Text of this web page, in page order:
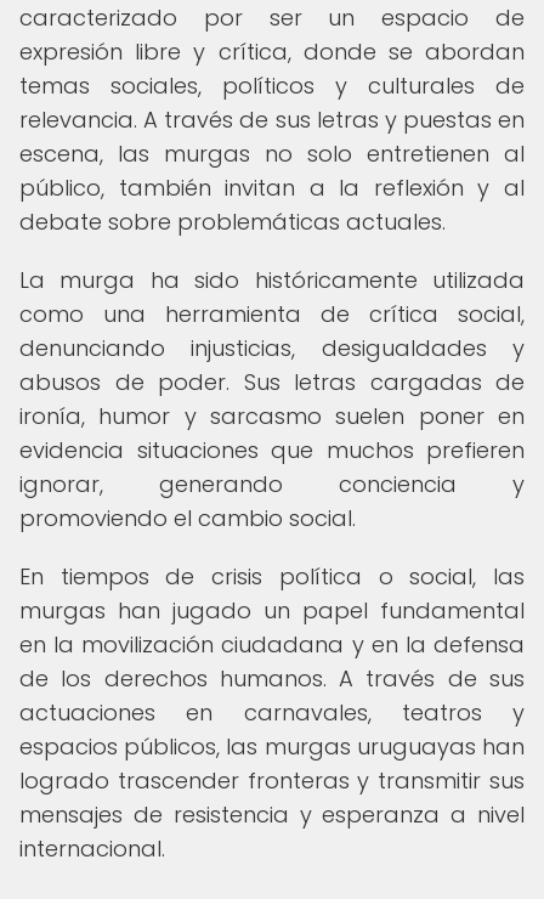
caracterizado por ser un espacio de
expresión libre y crítica, donde se abordan
temas sociales, políticos y culturales de
relevancia. A través de sus letras y puestas en
escena, las murgas no solo entretienen al
público, también invitan a la reflexión y al
debate sobre problemáticas actuales.
La murga ha sido históricamente utilizada
como una herramienta de crítica social,
denunciando injusticias, desigualdades y
abusos de poder. Sus letras cargadas de
ironía, humor y sarcasmo suelen poner en
evidencia situaciones que muchos prefieren
ignorar, generando conciencia y
promoviendo el cambio social.
En tiempos de crisis política o social, las
murgas han jugado un papel fundamental
en la movilización ciudadana y en la defensa
de los derechos humanos. A través de sus
actuaciones en carnavales, teatros y
espacios públicos, las murgas uruguayas han
logrado trascender fronteras y transmitir sus
mensajes de resistencia y esperanza a nivel
internacional.